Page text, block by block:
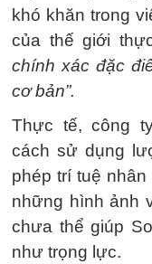
khó khăn trong
của thế giới
chính xác đặc
cơ bản”.
Thực tế, công
cách sử dụng
phép trí tuệ
những hình ảnh
chưa thể giúp
như trọng lực.